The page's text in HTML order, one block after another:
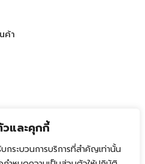
วและคุกกี้
ระบวนการบริการที่สำคัญเท่านั้น
ค้า
ร เขตป้อมปราบศัตรูพ่าย